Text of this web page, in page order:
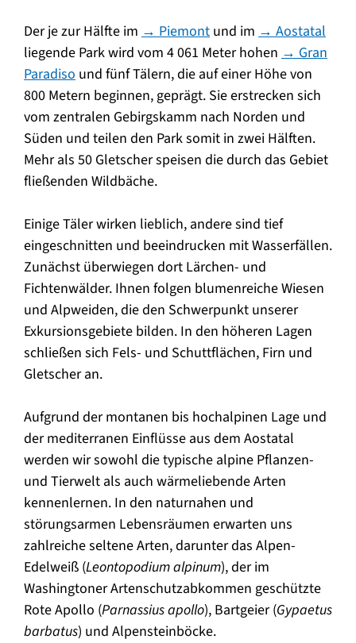
Der je zur Hälfte im → Piemont und im → Aostatal
liegende Park wird vom 4 061 Meter hohen → Gran
Paradiso und fünf Tälern, die auf einer Höhe von
800 Metern beginnen, geprägt. Sie erstrecken sich
vom zentralen Gebirgskamm nach Norden und
Süden und teilen den Park somit in zwei Hälften.
Mehr als 50 Gletscher speisen die durch das Gebiet
fließenden Wildbäche.
Einige Täler wirken lieblich, andere sind tief
eingeschnitten und beeindrucken mit Wasserfällen.
Zunächst überwiegen dort Lärchen- und
Fichtenwälder. Ihnen folgen blumenreiche Wiesen
und Alpweiden, die den Schwerpunkt unserer
Exkursionsgebiete bilden. In den höheren Lagen
schließen sich Fels- und Schuttflächen, Firn und
Gletscher an.
Aufgrund der montanen bis hochalpinen Lage und
der mediterranen Einflüsse aus dem Aostatal
werden wir sowohl die typische alpine Pflanzen-
und Tierwelt als auch wärmeliebende Arten
kennenlernen. In den naturnahen und
störungsarmen Lebensräumen erwarten uns
zahlreiche seltene Arten, darunter das Alpen-
Edelweiß (Leontopodium alpinum), der im
Washingtoner Artenschutzabkommen geschützte
Rote Apollo (Parnassius apollo), Bartgeier (Gypaetus
barbatus) und Alpensteinböcke.